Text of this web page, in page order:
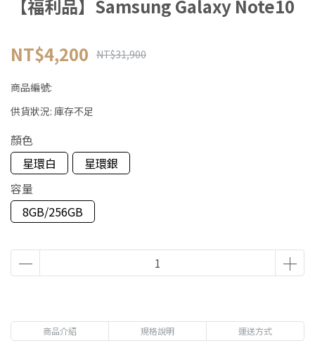
【福利品】Samsung Galaxy Note10
NT$4,200 NT$31,900
商品編號:
供貨狀況: 庫存不足
顏色
星環白
星環銀
容量
8GB/256GB
商品介紹 規格說明 運送方式